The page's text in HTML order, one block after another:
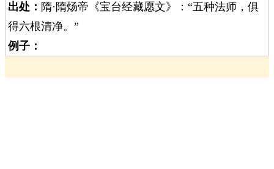
出处： 隋·隋炀帝《宝台经藏愿文》：“五种法师，俱
得六根清净。”
例子：